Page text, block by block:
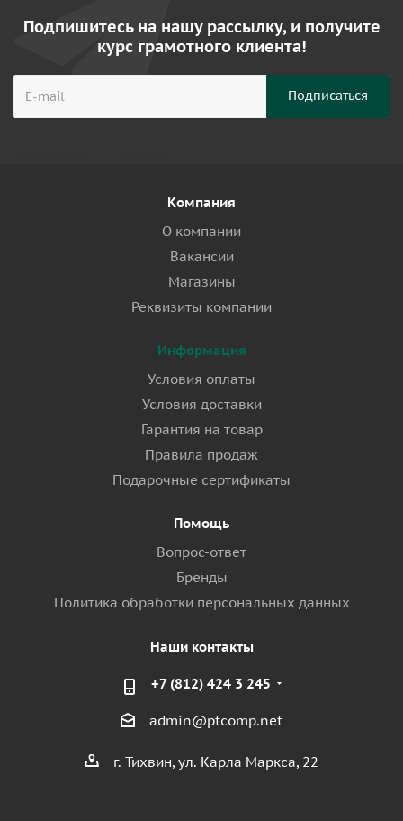
Подпишитесь на нашу рассылку, и получите
курс грамотного клиента!
Компания
О компании
Вакансии
Магазины
Реквизиты компании
Информация
Условия оплаты
Условия доставки
Гарантия на товар
Правила продаж
Подарочные сертификаты
Помощь
Вопрос-ответ
Бренды
Политика обработки персональных данных
Наши контакты
+7 (812) 424 3 245
admin@ptcomp.net
г. Тихвин, ул. Карла Маркса, 22